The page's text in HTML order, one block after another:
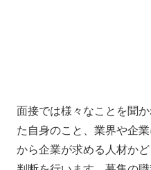
面接では様々なことを聞
た自身のこと、業界や企
から企業が求める人材か